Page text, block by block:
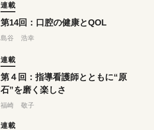
連載
第14回：口腔の健康とQOL
島谷 浩幸
連載
第４回：指導看護師とともに“原
石”を磨く楽しさ
福崎 敬子
連載